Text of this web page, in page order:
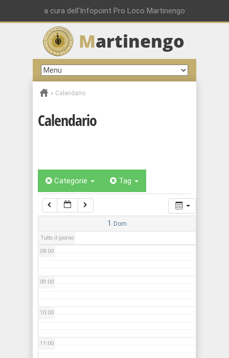
a cura dell'Infopoint Pro Loco Martinengo
Martinengo
» Calendario
Calendario
Categorie Tag
1 Dom
Tutto il giorno
01:00
02:00
03:00
04:00
08:00
09:00
10:00
11:00